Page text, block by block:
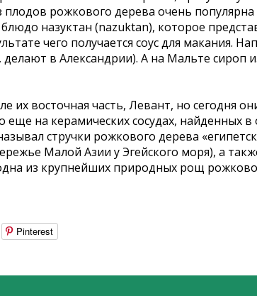
рожкового дерева очень
назуктан (nazuktan), которое
чего получается соус для макания.
в Александрии). А на Мальте сироп
восточная часть, Левант, но сегодня
на керамических сосудах, найденных
стручки рожкового дерева
Малой Азии у Эгейского моря), а
из крупнейших природных рощ
Pinterest